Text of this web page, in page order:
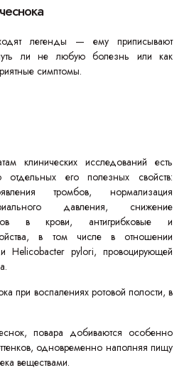
легенды — ему приписывают
ли не любую болезнь или как
симптомы.
клинических исследований есть
отдельных его полезных свойств:
тромбов, нормализация
давления, снижение
в крови, антигрибковые и
в том числе в отношении
Helicobacter pylori, провоцирующей
при воспалениях ротовой полости, в
повара добиваются особенно
одновременно наполняя пищу
веществами.